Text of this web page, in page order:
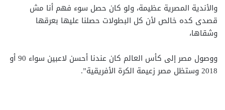
والأندية المصرية عظيمة، ولو كان حصل سوء فهم أنا مش
قصدى كده خالص لأن كل البطولات حصلنا عليها بعرقها
وشقاها،
ووصول مصر إلى كأس العالم كان عندنا أحسن لاعبين سواء 90 أو
2018 وستظل مصر زعيمة الكرة الأفريقية”.